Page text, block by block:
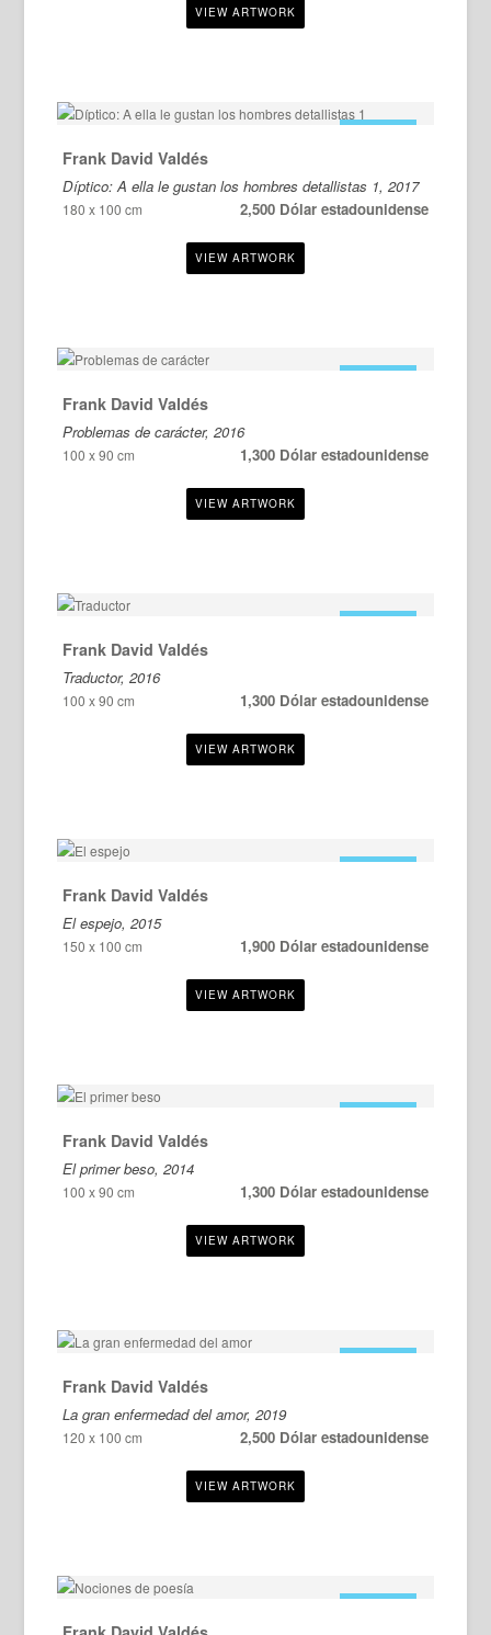
Frank David Valdés
Díptico: A ella le gustan los hombres detallistas 1, 2017
180 x 100 cm 2,500 Dólar estadounidense
Frank David Valdés
Problemas de carácter, 2016
100 x 90 cm 1,300 Dólar estadounidense
Frank David Valdés
Traductor, 2016
100 x 90 cm 1,300 Dólar estadounidense
Frank David Valdés
El espejo, 2015
150 x 100 cm 1,900 Dólar estadounidense
Frank David Valdés
El primer beso, 2014
100 x 90 cm 1,300 Dólar estadounidense
Frank David Valdés
La gran enfermedad del amor, 2019
120 x 100 cm 2,500 Dólar estadounidense